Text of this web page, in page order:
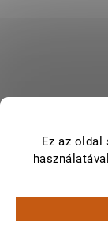
Ez az oldal